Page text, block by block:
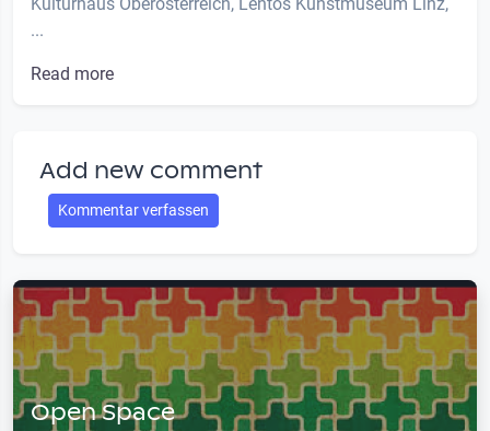
...
Read more
Add new comment
Kommentar verfassen
Open Space